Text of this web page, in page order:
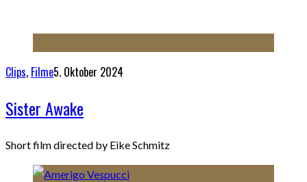
Clips, Filme5. Oktober 2024
Sister Awake
Short film directed by Eike Schmitz